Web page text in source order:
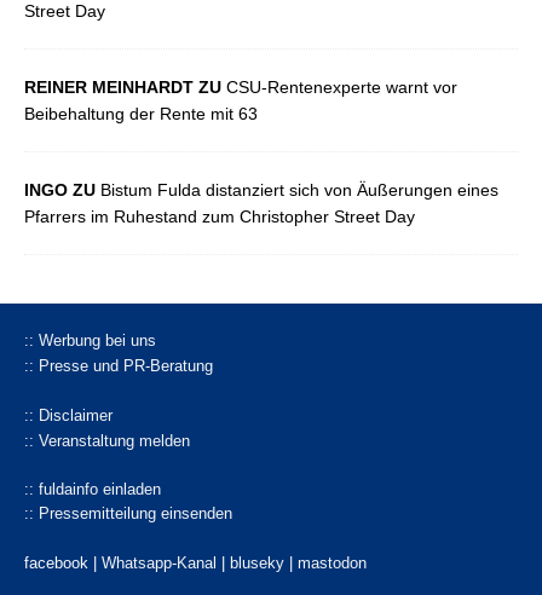
Street Day
REINER MEINHARDT ZU CSU-Rentenexperte warnt vor
Beibehaltung der Rente mit 63
INGO ZU Bistum Fulda distanziert sich von Äußerungen eines
Pfarrers im Ruhestand zum Christopher Street Day
:: Werbung bei uns
:: Presse und PR-Beratung
:: Disclaimer
:: Veranstaltung melden
:: fuldainfo einladen
:: Pressemitteilung einsenden
facebook | Whatsapp-Kanal bluseky mastodon